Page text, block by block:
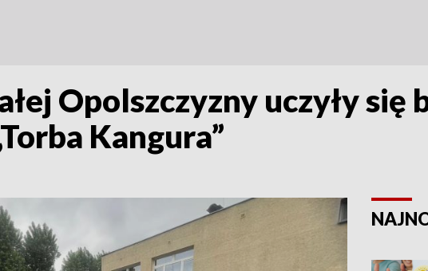
Opolszczyzny uczyły się
Kangura”